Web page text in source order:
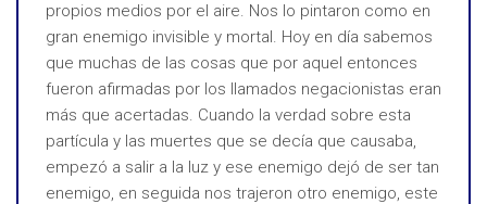
propios medios por el aire. Nos lo pintaron como en
gran enemigo invisible y mortal. Hoy en día sabemos
que muchas de las cosas que por aquel entonces
fueron afirmadas por los llamados negacionistas eran
más que acertadas. Cuando la verdad sobre esta
partícula y las muertes que se decía que causaba,
empezó a salir a la luz y ese enemigo dejó de ser tan
enemigo, en seguida nos trajeron otro enemigo, este